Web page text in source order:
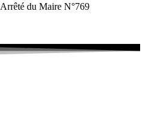
Arrêté du Maire N°769